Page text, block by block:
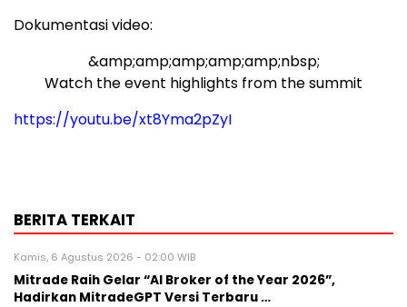
Dokumentasi video:
&amp;amp;amp;amp;amp;nbsp;
Watch the event highlights from the summit
https://youtu.be/xt8Yma2pZyI
BERITA TERKAIT
Kamis, 6 Agustus 2026 - 02:00 WIB
Mitrade Raih Gelar “AI Broker of the Year 2026”,
Hadirkan MitradeGPT Versi Terbaru …